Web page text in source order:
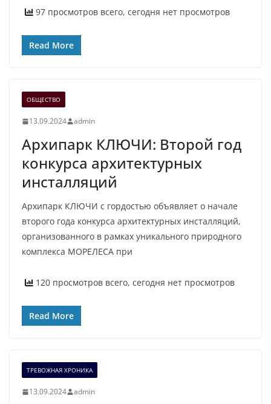
97 просмотров всего, сегодня нет просмотров
Read More
ОБЩЕСТВО
13.09.2024 admin
Архипарк КЛЮЧИ: Второй год
конкурса архитектурных
инсталляций
Архипарк КЛЮЧИ с гордостью объявляет о начале
второго года конкурса архитектурных инсталляций,
организованного в рамках уникального природного
комплекса МОРЕЛЕСА при
120 просмотров всего, сегодня нет просмотров
Read More
ТРЕВОЖНАЯ ХРОНИКА
13.09.2024 admin